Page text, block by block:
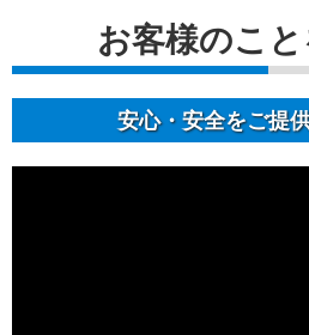
お客様のこ
安⼼・安全をご提